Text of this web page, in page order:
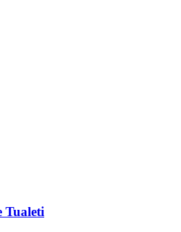
Tualeti